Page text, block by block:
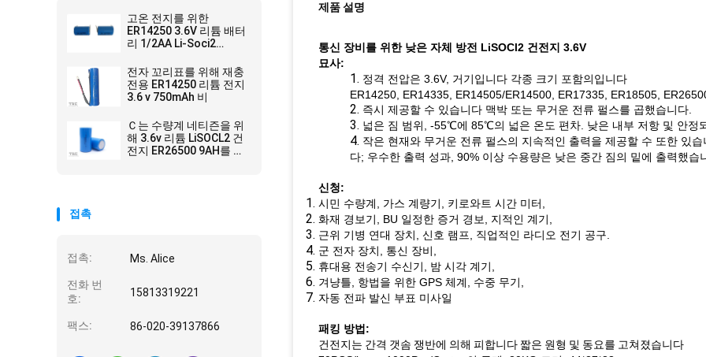
고온 전지를 위한
ER14250 3.6V 리튬 배터
리 1/2AA Li-Soci2
전자 꼬리표를 위해 재충
전용 ER14250 리튬 전지
3.6 v 750mAh 비
Ｃ는 수량계 네티즌을 위
해 3.6v 리튬 LiSOCL2 건
전지 ER26500 9AH를 모
접촉
접촉: Ms. Alice
전화 번
호:
15813319221
팩스: 86-020-39137866
제품 설명
통신 장비를 위한 낮은 자체 방전 LiSOCl2 건전지 3.6V
묘사:
1. 정격 전압은 3.6V, 거기입니다 각종 크기 포함의입니다
ER14250, ER14335, ER14505/ER14500, ER17335, ER18505,
2. 즉시 제공할 수 있습니다 맥박 또는 무거운 전류 펄스를 곱했습니다.
3. 넓은 짐 범위, -55℃에 85℃의 넓은 온도 편차. 낮은 내부 저항 및 안정
4. 작은 현재와 무거운 전류 펄스의 지속적인 출력을 제공할 수 또한 있
다; 우수한 출력 성과, 90% 이상 수용량은 낮은 중간 짐의 밑에 출력했습
신청:
시민 수량계, 가스 계량기, 키로와트 시간 미터,
화재 경보기, BU 일정한 증거 경보, 지적인 계기,
근위 기병 연대 장치, 신호 램프, 직업적인 라디오 전기 공구.
군 전자 장치, 통신 장비,
휴대용 전송기 수신기, 밤 시각 계기,
겨냥틀, 항법을 위한 GPS 체계, 수중 무기,
자동 전파 발신 부표 미사일
패킹 방법:
건전지는 간격 갯솜 쟁반에 의해 피합니다 짧은 원형 및 동요를 고쳐졌습니다